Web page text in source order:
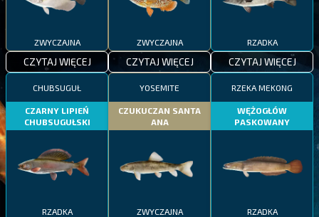
ZWYCZAJNA
CZYTAJ WIĘCEJ
ZWYCZAJNA
CZYTAJ WIĘCEJ
RZADKA
CZYTAJ WIĘCEJ
CHUBSUGUŁ
CZARNY LIPIEŃ
CHUBSUGUŁSKI
RZADKA
YOSEMITE
CZUKUCZAN SANTA
ANA
ZWYCZAJNA
RZEKA MEKONG
WĘŻOGŁÓW
PASKOWANY
RZADKA